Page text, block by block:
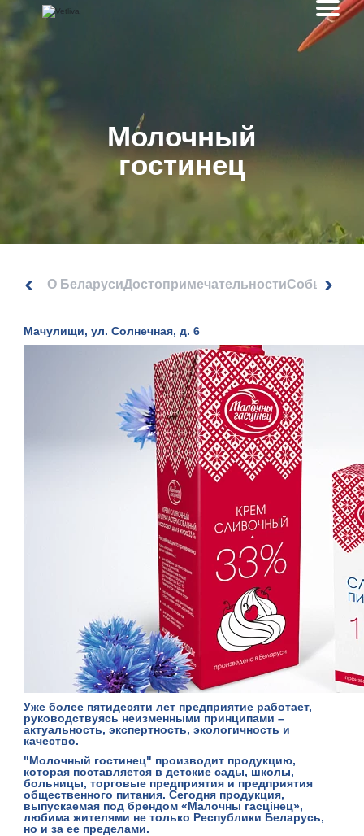
Молочный
гостинец
О БеларусиДостопримечательностиСобытия
Мачулищи, ул. Солнечная, д. 6
Уже более пятидесяти лет предприятие работает,
руководствуясь неизменными принципами –
актуальность, экспертность, экологичность и
качество.
"Молочный гостинец" производит продукцию,
которая поставляется в детские сады, школы,
больницы, торговые предприятия и предприятия
общественного питания. Сегодня продукция,
выпускаемая под брендом «Малочны гасцiнец»,
любима жителями не только Республики Беларусь,
но и за ее пределами.